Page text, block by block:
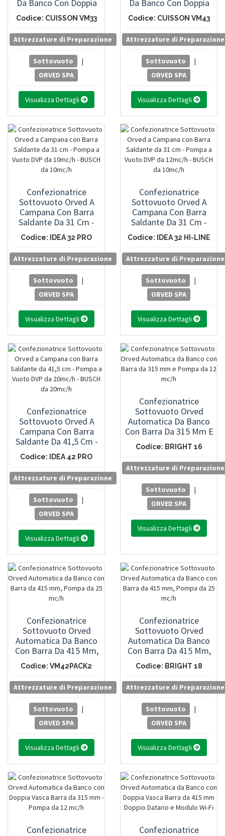
Da Banco Con Doppia
Vasca Barra Da 310 Mm
E Modulo Wi-Fi
Codice: CUISSON VM33
Attrezzature di Preparazione
Sottovuoto
|
ORVED SPA
Visualizza Dettagli
Da Banco Con Doppia
Vasca Barra Da 415 Mm
E Modulo Wi-Fi
Codice: CUISSON VM43
Attrezzature di Preparazione
Sottovuoto
|
ORVED SPA
Visualizza Dettagli
Confezionatrice
Sottovuoto Orved A
Campana Con Barra
Saldante Da 31 Cm -
Pompa A Vuoto DVP Da
10mc/h - BUSCH Da
10mc/h
Codice: IDEA 32 PRO
Attrezzature di Preparazione
Sottovuoto
|
ORVED SPA
Visualizza Dettagli
Confezionatrice
Sottovuoto Orved A
Campana Con Barra
Saldante Da 31 Cm -
Pompa A Vuoto DVP Da
12mc/h - BUSCH Da
10mc/h
Codice: IDEA 32 HI-LINE
Attrezzature di Preparazione
Sottovuoto
|
ORVED SPA
Visualizza Dettagli
Confezionatrice
Sottovuoto Orved A
Campana Con Barra
Saldante Da 41,5 Cm -
Pompa A Vuoto DVP Da
20mc/h - BUSCH Da
20mc/h
Codice: IDEA 42 PRO
Attrezzature di Preparazione
Sottovuoto
|
ORVED SPA
Visualizza Dettagli
Confezionatrice
Sottovuoto Orved
Automatica Da Banco
Con Barra Da 315 Mm E
Pompa Da 12 Mc/h
Codice: BRIGHT 16
Attrezzature di Preparazione
Sottovuoto
|
ORVED SPA
Visualizza Dettagli
Confezionatrice
Sottovuoto Orved
Automatica Da Banco
Con Barra Da 415 Mm,
Pompa Da 25 Mc/h
Codice: VM42PACK2
Attrezzature di Preparazione
Sottovuoto
|
ORVED SPA
Visualizza Dettagli
Confezionatrice
Sottovuoto Orved
Automatica Da Banco
Con Barra Da 415 Mm,
Pompa Da 25 Mc/h
Codice: BRIGHT 18
Attrezzature di Preparazione
Sottovuoto
|
ORVED SPA
Visualizza Dettagli
Confezionatrice
Confezionatrice